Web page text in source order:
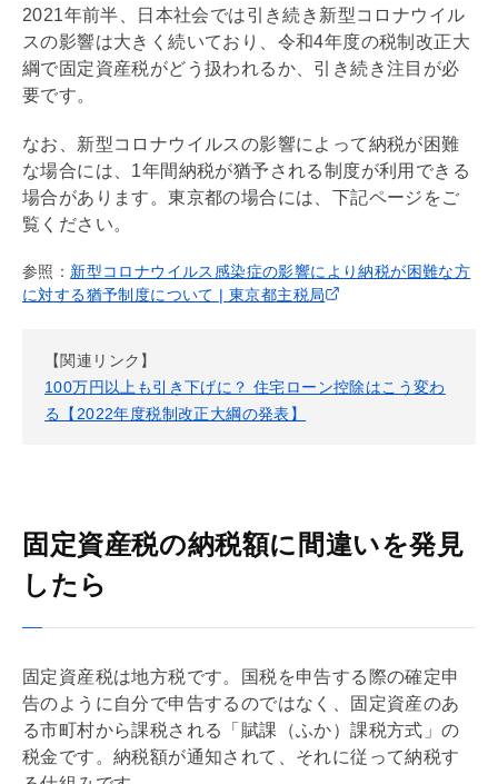
2021年前半、日本社会では引き続き新型コロナウイル
スの影響は大きく続いており、令和4年度の税制改正大
綱で固定資産税がどう扱われるか、引き続き注目が必
要です。
なお、新型コロナウイルスの影響によって納税が困難
な場合には、1年間納税が猶予される制度が利用できる
場合があります。東京都の場合には、下記ページをご
覧ください。
参照： 新型コロナウイルス感染症の影響により納税が困難な方
に対する猶予制度について | 東京都主税局
【関連リンク】
100万円以上も引き下げに？ 住宅ローン控除はこう変わ
る【2022年度税制改正大綱の発表】
固定資産税の納税額に間違いを発見
したら
固定資産税は地方税です。国税を申告する際の確定申
告のように自分で申告するのではなく、
固定資産のあ
る市町村から課税される「賦課（ふか）課税方式」の
税金です。納税額が通知されて、それに従って納税す